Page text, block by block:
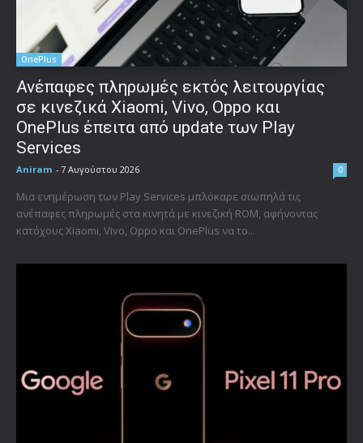
OnePlus
Ανέπαφες πληρωμές εκτός λειτουργίας
σε κινεζικά Xiaomi, Vivo, Oppo και
OnePlus έπειτα από update των Play
Services
Aniram - 7 Αυγούστου 2026 0
Μια ενημέρωση των Play Services μπλόκαρε σιωπηλά τις
ανέπαφες πληρωμές στα κινητά με κινεζική ROM, αφήνοντας
κατόχους Xiaomi, Vivo, Oppo και OnePlus να το...